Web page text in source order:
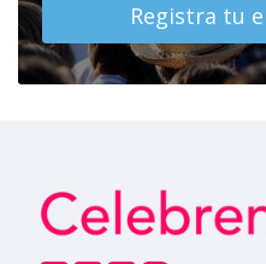
Registra tu